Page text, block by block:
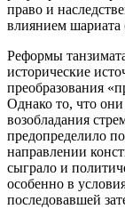
право и
влиянием шариата
Реформы
исторические
преобразования
Однако то, что
возобладания
предопределило
направлении
сыграло и
особенно в
последовавшей